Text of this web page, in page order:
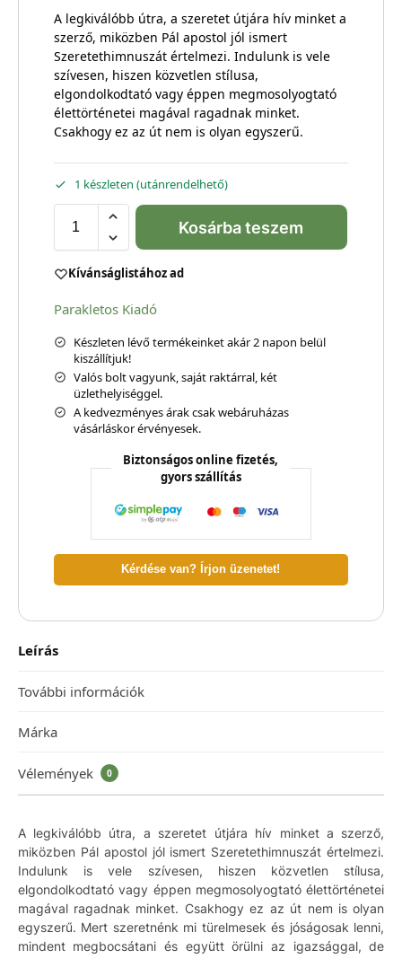
A legkiválóbb útra, a szeretet útjára hív minket a
szerző, miközben Pál apostol jól ismert
Szeretethimnuszát értelmezi. Indulunk is vele
szívesen, hiszen közvetlen stílusa,
elgondolkodtató vagy éppen megmosolyogtató
élettörténetei magával ragadnak minket.
Csakhogy ez az út nem is olyan egyszerű.
1 készleten (utánrendelhető)
Kosárba teszem
Kívánságlistához ad
Parakletos Kiadó
Készleten lévő termékeinket akár 2 napon belül
kiszállítjuk!
Valós bolt vagyunk, saját raktárral, két
üzlethelyiséggel.
A kedvezményes árak csak webáruházas
vásárláskor érvényesek.
Biztonságos online fizetés,
gyors szállítás
Kérdése van? Írjon üzenetet!
Leírás
További információk
Márka
Vélemények 0
A legkiválóbb útra, a szeretet útjára hív minket a szerző,
miközben Pál apostol jól ismert Szeretethimnuszát értelmezi.
Indulunk is vele szívesen, hiszen közvetlen stílusa,
elgondolkodtató vagy éppen megmosolyogtató élettörténetei
magával ragadnak minket. Csakhogy ez az út nem is olyan
egyszerű. Mert szeretnénk mi türelmesek és jóságosak lenni,
mindent megbocsátani és együtt örülni az igazsággal, de